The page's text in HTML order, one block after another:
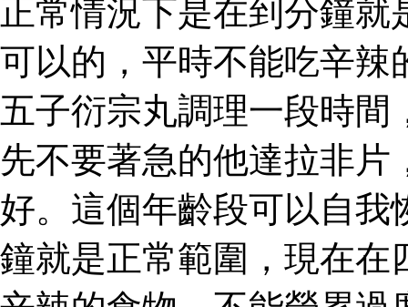
正常情況下是在到分鐘
可以的，平時不能吃辛辣
五子衍宗丸調理一段時
先不要著急的他達拉非
好。這個年齡段可以自我
鐘就是正常範圍，現在在